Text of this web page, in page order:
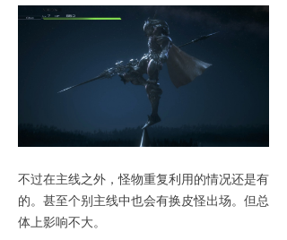
不过在主线之外，怪物重复利用的情况还是有
的。甚至个别主线中也会有换皮怪出场。但总
体上影响不大。